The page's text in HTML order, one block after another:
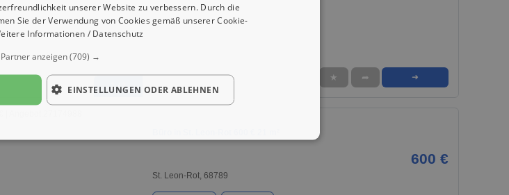
1 / 1
★ ➦ ➜
600 €
St. Leon-Rot, 68789
unserer Website zu verbessern. Durch die
Sie der Verwendung von Cookies gemäß unserer Cookie-
Informationen / Datenschutz
anzeigen(709) →
EINSTELLUNGEN ODER ABLEHNEN